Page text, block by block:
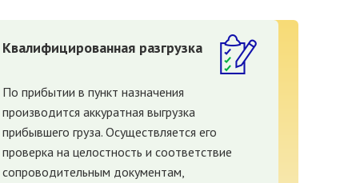
Квалифицированная разгрузка
По прибытии в пункт назначения
производится аккуратная выгрузка
прибывшего груза. Осуществляется его
проверка на целостность и соответствие
сопроводительным документам,